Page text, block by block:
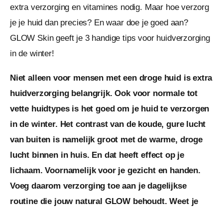
extra verzorging en vitamines nodig. Maar hoe verzorg
je je huid dan precies? En waar doe je goed aan?
GLOW Skin geeft je 3 handige tips voor huidverzorging
in de winter!
Niet alleen voor mensen met een droge huid is extra
huidverzorging belangrijk. Ook voor normale tot
vette huidtypes is het goed om je huid te verzorgen
in de winter. Het contrast van de koude, gure lucht
van buiten is namelijk groot met de warme, droge
lucht binnen in huis. En dat heeft effect op je
lichaam. Voornamelijk voor je gezicht en handen.
Voeg daarom verzorging toe aan je dagelijkse
routine die jouw natural GLOW behoudt. Weet je